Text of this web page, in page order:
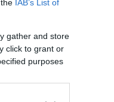
IAB’s List of
gather and store
click to grant or
purposes